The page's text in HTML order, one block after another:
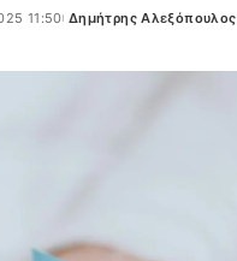
11:50
Posted
Δημήτρης Αλεξόπουλος